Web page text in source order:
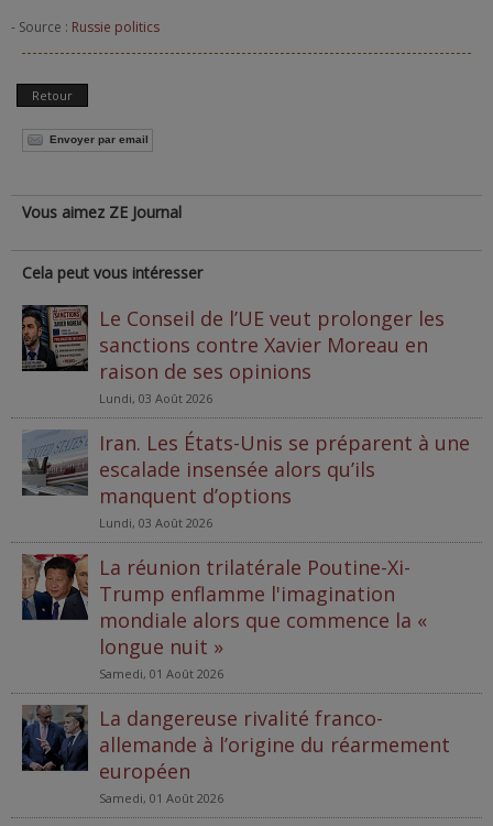
- Source : Russie politics
Retour
Envoyer par email
Vous aimez ZE Journal
Cela peut vous intéresser
Le Conseil de l’UE veut prolonger les
sanctions contre Xavier Moreau en
raison de ses opinions
Lundi, 03 Août 2026
Iran. Les États-Unis se préparent à une
escalade insensée alors qu’ils
manquent d’options
Lundi, 03 Août 2026
La réunion trilatérale Poutine-Xi-
Trump enflamme l'imagination
mondiale alors que commence la «
longue nuit »
Samedi, 01 Août 2026
La dangereuse rivalité franco-
allemande à l’origine du réarmement
européen
Samedi, 01 Août 2026